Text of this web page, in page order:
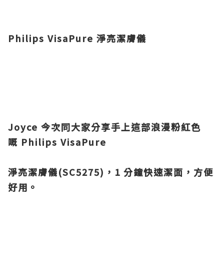
Philips VisaPure 淨亮潔膚儀
Joyce 今次同大家分享手上這部浪漫粉紅色
嘅 Philips VisaPure
淨亮潔膚儀(SC5275)，1 分鐘快速潔面，方便
好用。